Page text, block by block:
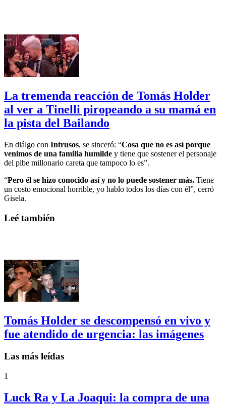
La tremenda reacción de Tomás Holder
al ver a Tinelli piropeando a su mamá en
la pista del Bailando
En diálgo con Intrusos, se sinceró: “Cosa que no es así porque
venimos de una familia humilde y tiene que sostener el personaje
del pibe millonario careta que tampoco lo es”.
“Pero él se hizo conocido así y no lo puede sostener más. Tiene
un costo emocional horrible, yo hablo todos los días con él”, cerró
Gisela.
Leé también
Tomás Holder se descompensó en vivo y
fue atendido de urgencia: las imágenes
Las más leídas
1
Luck Ra y La Joaqui: la compra de una